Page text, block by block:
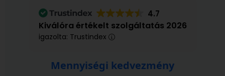
4.7
Kiválóra értékelt szolgáltatás 2026
igazolta: Trustindex
Mennyiségi kedvezmény